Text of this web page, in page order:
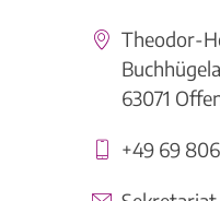
Theodor-
63071
+49 69